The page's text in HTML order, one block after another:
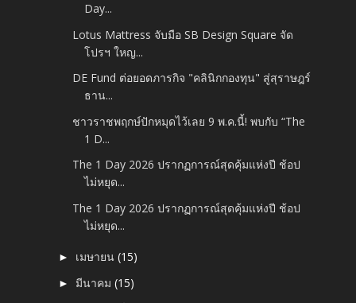
Day...
Lotus Mattress จับมือ SB Design Square จัด
โปรฯ ใหญ...
DE Fund ต่อยอดภารกิจ "คลินิกกองทุน" สู่สุราษฎร์
ธาน...
ชาวราชพฤกษ์ปักหมุดไว้เลย 9 พ.ค.นี้! พบกับ “The
1 D...
The 1 Day 2026 ปรากฏการณ์สุดคุ้มแห่งปี ช้อป
ไม่หยุด...
The 1 Day 2026 ปรากฏการณ์สุดคุ้มแห่งปี ช้อป
ไม่หยุด...
► เมษายน(15)
► มีนาคม(15)